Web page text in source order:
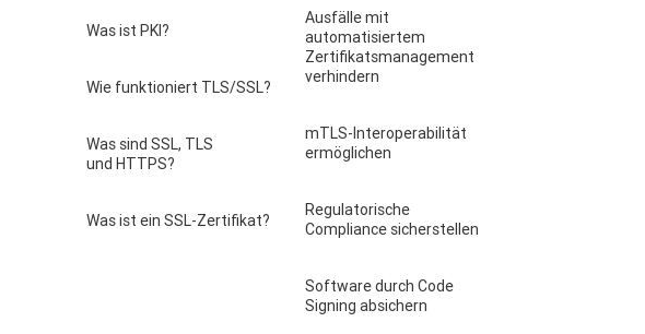
Was ist PKI?
Wie funktioniert TLS/SSL?
Was sind SSL, TLS
und HTTPS?
Was ist ein SSL-Zertifikat?
Ausfälle mit
automatisiertem
Zertifikatsmanagement
verhindern
mTLS-Interoperabilität
ermöglichen
Regulatorische
Compliance sicherstellen
Software durch Code
Signing absichern